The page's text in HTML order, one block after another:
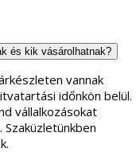
és kik vásárolhatnak?
vannak
időnkön belül.
vállalkozásokat